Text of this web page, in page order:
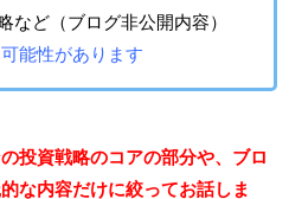
など（ブログ非公開内容）
能性があります
投資戦略のコアの部分や、ブロ
な内容だけに絞ってお話しま